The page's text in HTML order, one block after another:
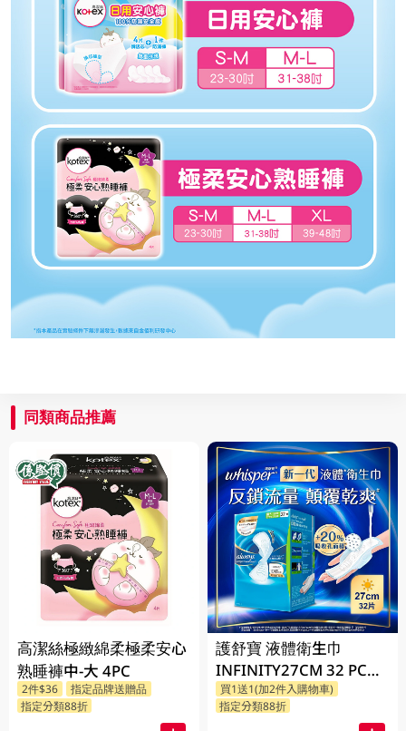
同類商品推薦
高潔絲極緻綿柔極柔安心
熟睡褲中-大 4PC
2件$36
指定品牌送贈品
指定分類88折
護舒寶 液體衛生巾
INFINITY27CM 32 PC
(包裝隨機發放)
買1送1(加2件入購物車)
指定分類88折